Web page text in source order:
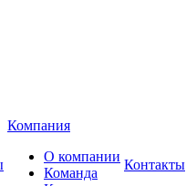
Компания
О компании
Команда
Контакты